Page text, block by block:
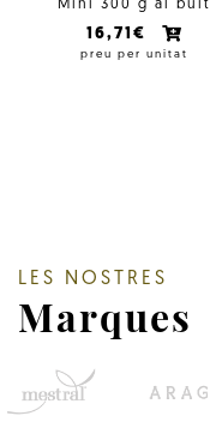
Mini 300 g al buit
16,71€
preu per unitat
LES NOSTRES
Marques